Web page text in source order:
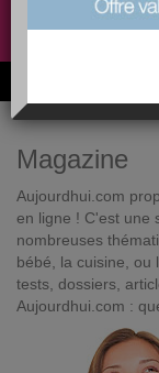
6M de
Magazine
Aujourdhui.com
en ligne ! C'est une
nombreuses
bébé, la cuisine, ou
tests, dossiers,
Aujourdhui.com :